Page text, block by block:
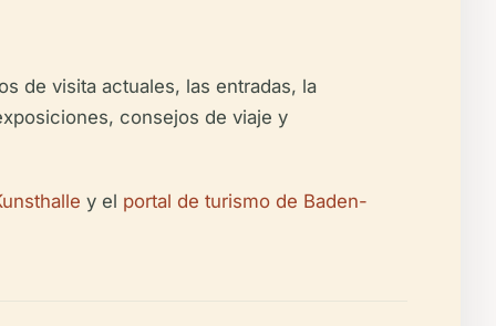
de visita actuales, las entradas, la
consejos de viaje y
y el portal de turismo de Baden-